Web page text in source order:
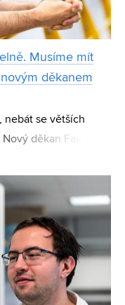
Musíme mít
děkanem
nebát se větších
děkan Fakulty
programů